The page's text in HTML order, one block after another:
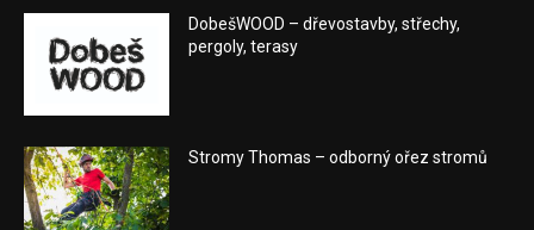
DobešWOOD – dřevostavby, střechy,
pergoly, terasy
Stromy Thomas – odborný ořez stromů